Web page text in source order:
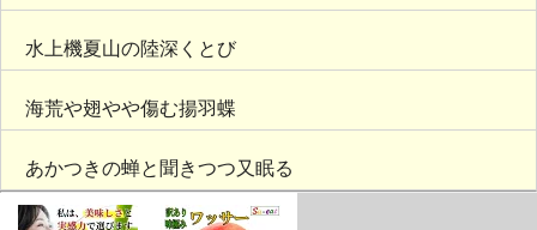
水上機夏山の陸深くとび
海荒や翅やや傷む揚羽蝶
あかつきの蝉と聞きつつ又眠る